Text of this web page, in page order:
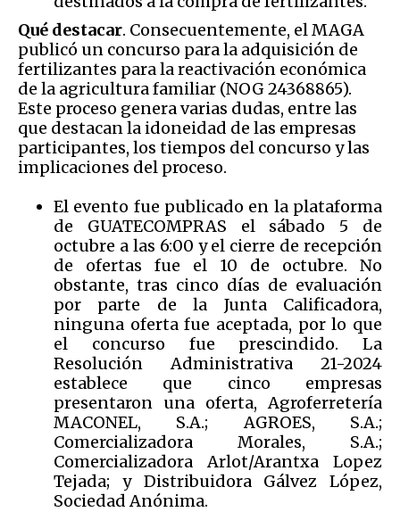
Qué destacar. Consecuentemente, el MAGA
publicó un concurso para la adquisición de
fertilizantes para la reactivación económica
de la agricultura familiar (NOG 24368865).
Este proceso genera varias dudas, entre las
que destacan la idoneidad de las empresas
participantes, los tiempos del concurso y las
implicaciones del proceso.
El evento fue publicado en la plataforma
de GUATECOMPRAS el sábado 5 de
octubre a las 6:00 y el cierre de recepción
de ofertas fue el 10 de octubre. No
obstante, tras cinco días de evaluación
por parte de la Junta Calificadora,
ninguna oferta fue aceptada, por lo que
el concurso fue prescindido. La
Resolución Administrativa 21-2024
establece que cinco empresas
presentaron una oferta, Agroferretería
MACONEL, S.A.; AGROES, S.A.;
Comercializadora Morales, S.A.;
Comercializadora Arlot/Arantxa Lopez
Tejada; y Distribuidora Gálvez López,
Sociedad Anónima.